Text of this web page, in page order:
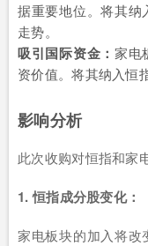
据重要地位。将其纳
走势。
吸引国际资金： 家电
资价值。将其纳入恒
影响分析
此次收购对恒指和家
1. 恒指成分股变化：
家电板块的加入将改